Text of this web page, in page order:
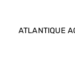
ATLANTIQUE